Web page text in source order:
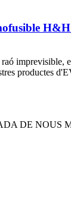
imprevisible,
productes
DE NOUS